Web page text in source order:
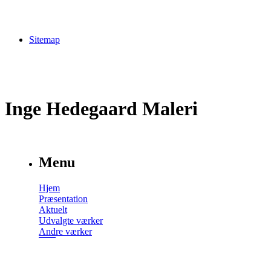
Sitemap
Inge Hedegaard Maleri
Menu
Hjem
Præsentation
Aktuelt
Udvalgte værker
Andre værker